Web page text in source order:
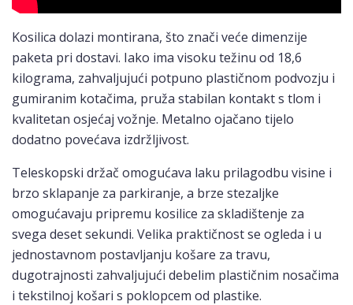
Kosilica dolazi montirana, što znači veće dimenzije
paketa pri dostavi. Iako ima visoku težinu od 18,6
kilograma, zahvaljujući potpuno plastičnom podvozju i
gumiranim kotačima, pruža stabilan kontakt s tlom i
kvalitetan osjećaj vožnje. Metalno ojačano tijelo
dodatno povećava izdržljivost.
Teleskopski držač omogućava laku prilagodbu visine i
brzo sklapanje za parkiranje, a brze stezaljke
omogućavaju pripremu kosilice za skladištenje za
svega deset sekundi. Velika praktičnost se ogleda i u
jednostavnom postavljanju košare za travu,
dugotrajnosti zahvaljujući debelim plastičnim nosačima
i tekstilnoj košari s poklopcem od plastike.